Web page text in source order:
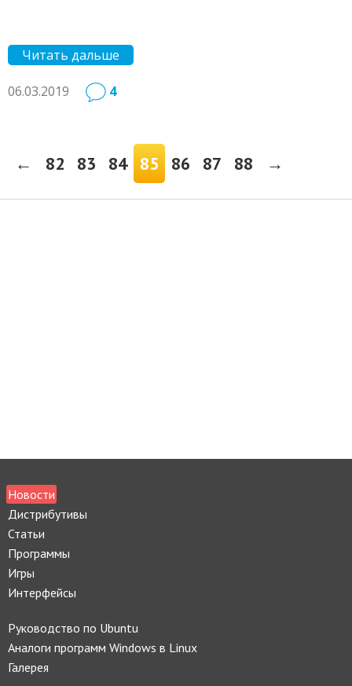
Читать дальше
06.03.2019 4
← 82 83 84 85 86 87 88 →
Новости
Дистрибутивы
Статьи
Программы
Игры
Интерфейсы
Руководство по Ubuntu
Аналоги программ Windows в Linux
Галерея